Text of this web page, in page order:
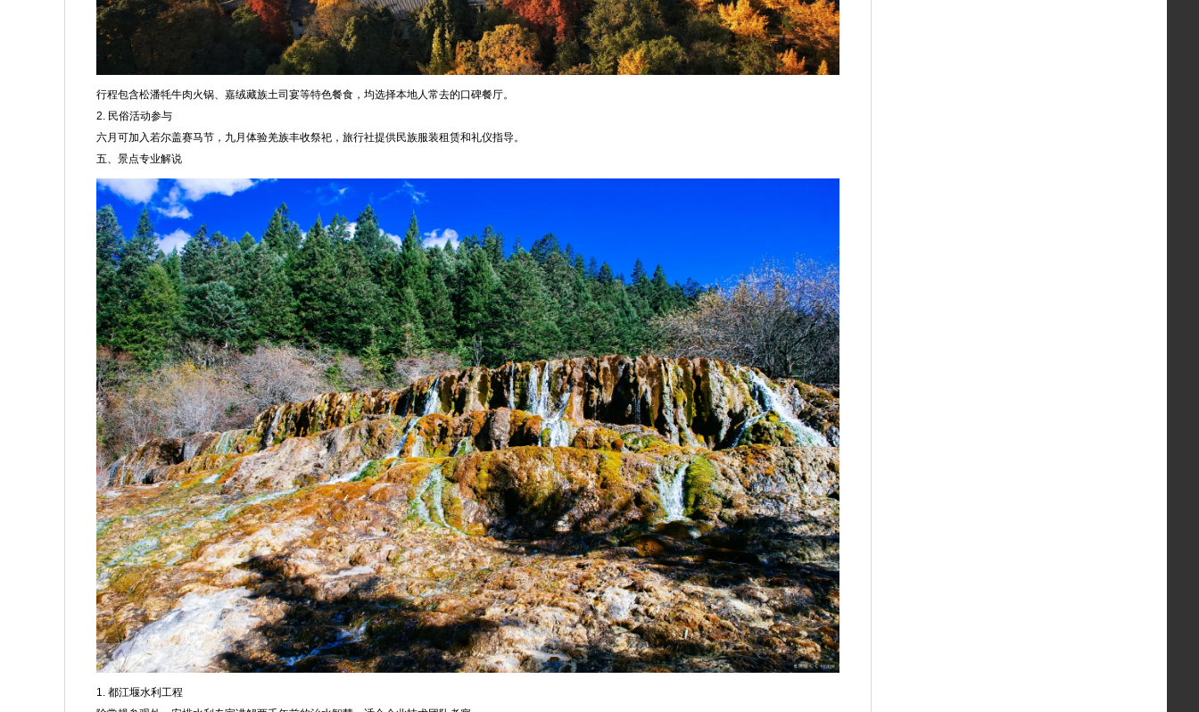
行程包含松潘牦牛肉火锅、嘉绒藏族土司宴等特色餐食，均选择本地人常去的口碑餐厅。
2. 民俗活动参与
六月可加入若尔盖赛马节，九月体验羌族丰收祭祀，旅行社提供民族服装租赁和礼仪指导。
五、景点专业解说
1. 都江堰水利工程